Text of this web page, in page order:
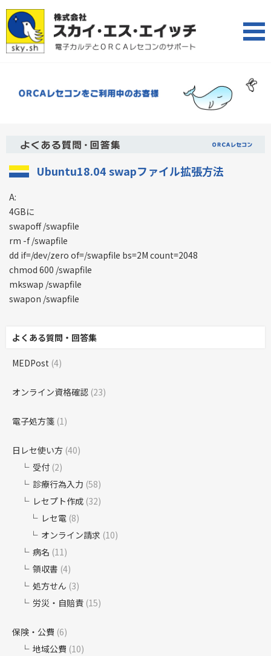
Ubuntu18.04 swapファイル拡張方法
A:
4GBに
swapoff /swapfile
rm -f /swapfile
dd if=/dev/zero of=/swapfile bs=2M count=2048
chmod 600 /swapfile
mkswap /swapfile
swapon /swapfile
よくある質問・回答集
MEDPost (4)
オンライン資格確認 (23)
電子処方箋 (1)
日レセ使い方 (40)
受付 (2)
診療行為入力 (58)
レセプト作成 (32)
レセ電 (8)
オンライン請求 (10)
病名 (11)
領収書 (4)
処方せん (3)
労災・自賠責 (15)
保険・公費 (6)
地域公費 (10)